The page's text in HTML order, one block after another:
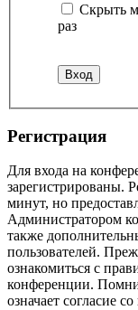
Скрыть
раз
Регистрация
Для входа на
зарегистрированы.
минут, но
Администратором
также
пользователей.
ознакомиться с
конференции.
означает согласие